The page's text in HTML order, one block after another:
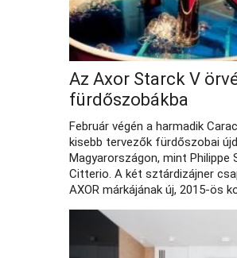
Az Axor Starck V
fürdőszobákba
Február végén a harmadik
kisebb tervezők fürdőszobai
Magyarországon, mint Philippe
Citterio. A két sztárdizájner
AXOR márkájának új, 2015-ös